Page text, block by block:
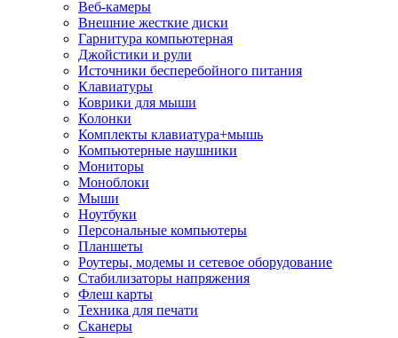
Веб-камеры
Внешние жесткие диски
Гарнитура компьютерная
Джойстики и рули
Источники бесперебойного питания
Клавиатуры
Коврики для мыши
Колонки
Комплекты клавиатура+мышь
Компьютерные наушники
Мониторы
Моноблоки
Мыши
Ноутбуки
Персональные компьютеры
Планшеты
Роутеры, модемы и сетевое оборудование
Стабилизаторы напряжения
Флеш карты
Техника для печати
Сканеры